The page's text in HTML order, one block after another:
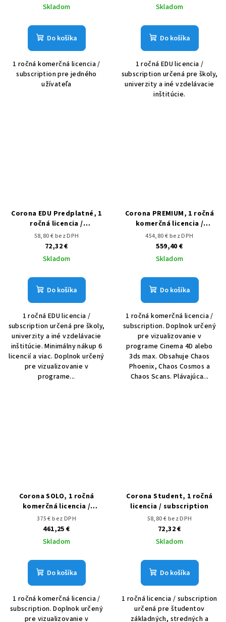
Skladom
Do košíka
1 ročná komerčná licencia /
subscription pre jedného
užívateľa
Skladom
Do košíka
1 ročná EDU licencia /
subscription určená pre školy,
univerzity a iné vzdelávacie
inštitúcie.
Corona EDU Predplatné, 1
ročná licencia /
subscription
58,80 € bez DPH
72,32 €
Skladom
Do košíka
1 ročná EDU licencia /
subscription určená pre školy,
univerzity a iné vzdelávacie
inštitúcie. Minimálny nákup 6
licencií a viac. Doplnok určený
pre vizualizovanie v
programe...
Corona PREMIUM, 1 ročná
komerčná licencia /
subscription
454,80 € bez DPH
559,40 €
Skladom
Do košíka
1 ročná komerčná licencia /
subscription. Doplnok určený
pre vizualizovanie v
programe Cinema 4D alebo
3ds max. Obsahuje Chaos
Phoenix, Chaos Cosmos a
Chaos Scans. Plávajúca...
Corona SOLO, 1 ročná
komerčná licencia /
subscription
375 € bez DPH
461,25 €
Skladom
Do košíka
1 ročná komerčná licencia /
subscription. Doplnok určený
pre vizualizovanie v
Corona Student, 1 ročná
licencia / subscription
58,80 € bez DPH
72,32 €
Skladom
Do košíka
1 ročná licencia / subscription
určená pre študentov
základných, stredných a